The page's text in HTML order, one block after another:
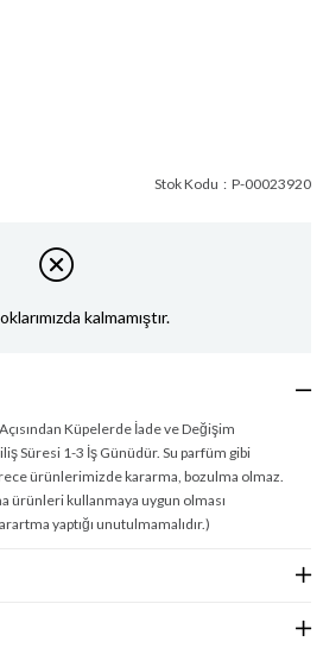
Stok Kodu P-00023920
kalmamıştır.
Küpelerde İade ve Değişim
Süresi 1-3 İş Günüdür. Su parfüm gibi
ürünlerimizde kararma, bozulma olmaz.
ürünleri kullanmaya uygun olması
yaptığı unutulmamalıdır.)